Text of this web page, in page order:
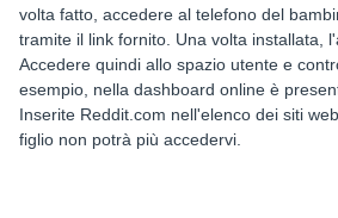
volta fatto, accedere al telefono del
tramite il link fornito. Una volta installata,
Accedere quindi allo spazio utente e
esempio, nella dashboard online è
Inserite Reddit.com nell'elenco dei siti
figlio non potrà più accedervi.